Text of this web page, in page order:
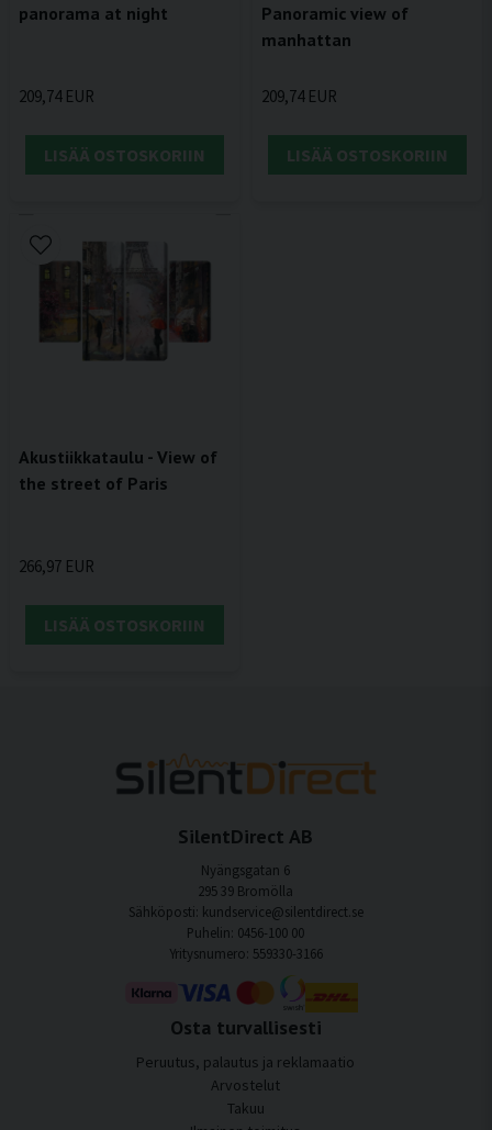
panorama at night
209,74 EUR
LISÄÄ OSTOSKORIIN
Panoramic view of
manhattan
209,74 EUR
LISÄÄ OSTOSKORIIN
Akustiikkataulu - View of
the street of Paris
266,97 EUR
LISÄÄ OSTOSKORIIN
SilentDirect AB
Nyängsgatan 6
295 39 Bromölla
Sähköposti: kundservice@silentdirect.se
Puhelin: 0456-100 00
Yritysnumero: 559330-3166
Osta turvallisesti
Peruutus, palautus ja reklamaatio
Arvostelut
Takuu